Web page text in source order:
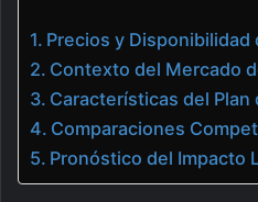
Precios y Disponibilidad
Contexto del Mercado
Características del Plan
Comparaciones
Pronóstico del Impacto